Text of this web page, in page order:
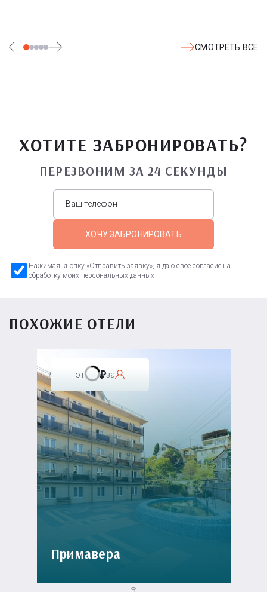
СМОТРЕТЬ ВСЕ
ХОТИТЕ ЗАБРОНИРОВАТЬ?
ПЕРЕЗВОНИМ ЗА 24 СЕКУНДЫ
ХОЧУ ЗАБРОНИРОВАТЬ
Нажимая кнопку «Отправить заявку», я даю свое согласие на
обработку моих персональных данных
ПОХОЖИЕ ОТЕЛИ
от за
Примавера